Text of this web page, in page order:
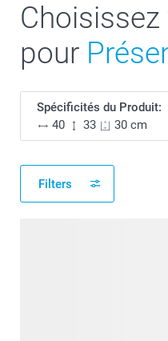
pour
Spécificités du Produit:
40
33 30 cm
Filters